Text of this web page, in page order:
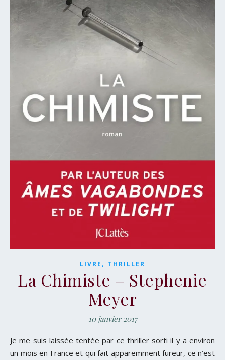
LIVRE , THRILLER
La Chimiste – Stephenie
Meyer
10 janvier 2017
Je me suis laissée tentée par ce thriller sorti il y a environ
un mois en France et qui fait apparemment fureur, ce n’est